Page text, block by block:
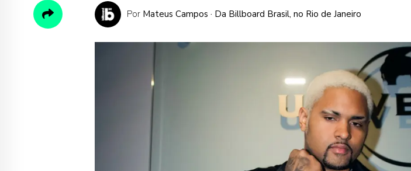
Por Mateus Campos · Da Billboard Brasil, no Rio de Janeiro